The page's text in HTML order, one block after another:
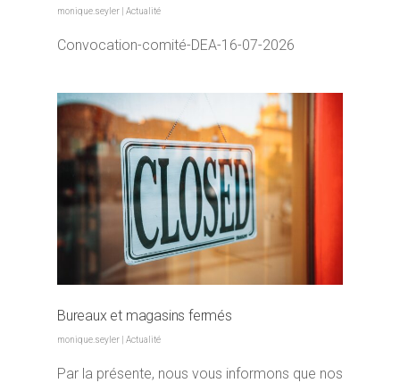
monique.seyler Actualité
Convocation-comité-DEA-16-07-2026
Bureaux et magasins fermés
monique.seyler Actualité
Par la présente, nous vous informons que nos